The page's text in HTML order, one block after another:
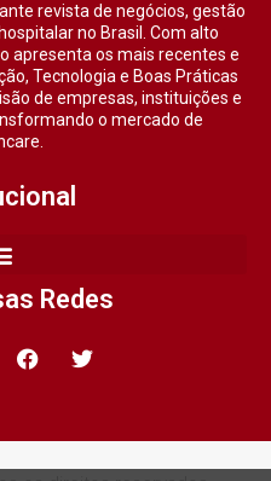
revista de negócios, gestão
no Brasil. Com alto
apresenta os mais recentes e
Tecnologia e Boas Práticas
de empresas, instituições e
o mercado de
Redes